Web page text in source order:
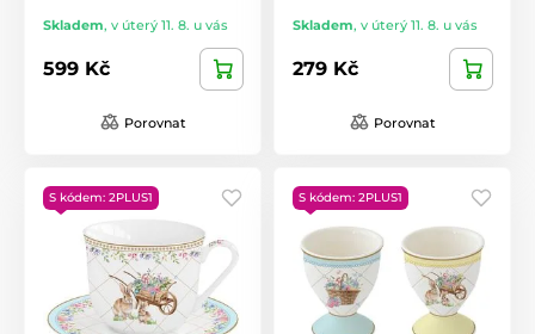
Skladem, v úterý 11. 8. u vás
599 Kč
Porovnat
Skladem, v úterý 11. 8. u vás
279 Kč
Porovnat
S kódem: 2PLUS1 S kódem: 2PLUS1